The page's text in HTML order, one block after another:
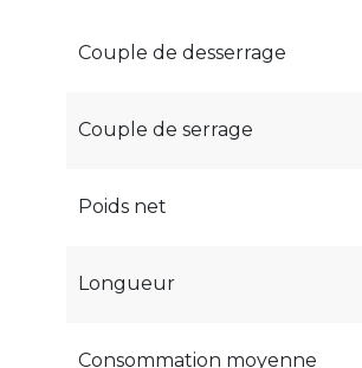
Couple de desserrage
Couple de serrage
Poids net
Longueur
Consommation moyenne